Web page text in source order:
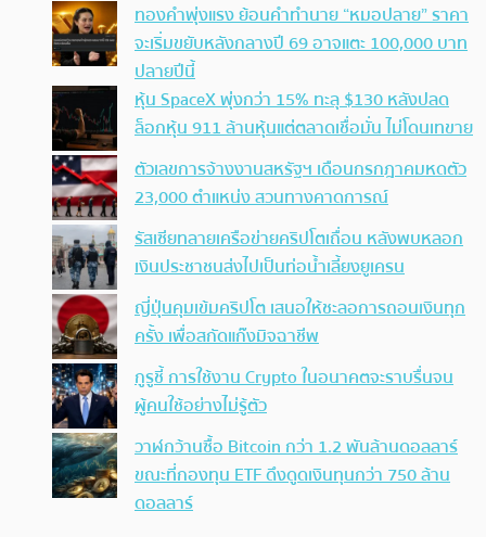
ทองคำพุ่งแรง ย้อนคำทำนาย “หมอปลาย” ราคา
จะเริ่มขยับหลังกลางปี 69 อาจแตะ 100,000 บาท
ปลายปีนี้
หุ้น SpaceX พุ่งกว่า 15% ทะลุ $130 หลังปลด
ล็อกหุ้น 911 ล้านหุ้นแต่ตลาดเชื่อมั่น ไม่โดนเทขาย
ตัวเลขการจ้างงานสหรัฐฯ เดือนกรกฎาคมหดตัว
23,000 ตำแหน่ง สวนทางคาดการณ์
รัสเซียทลายเครือข่ายคริปโตเถื่อน หลังพบหลอก
เงินประชาชนส่งไปเป็นท่อน้ำเลี้ยงยูเครน
ญี่ปุ่นคุมเข้มคริปโต เสนอให้ชะลอการถอนเงินทุก
ครั้ง เพื่อสกัดแก๊งมิจฉาชีพ
กูรูชี้ การใช้งาน Crypto ในอนาคตจะราบรื่นจน
ผู้คนใช้อย่างไม่รู้ตัว
วาฬกว้านซื้อ Bitcoin กว่า 1.2 พันล้านดอลลาร์
ขณะที่กองทุน ETF ดึงดูดเงินทุนกว่า 750 ล้าน
ดอลลาร์